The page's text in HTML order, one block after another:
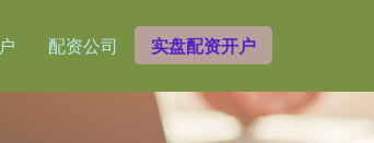
配资公司 实盘配资开户